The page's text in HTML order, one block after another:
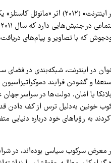
کتاب «شبکه‌های خشم و امید؛ جنبش‌های اجتماعی در عصر
که با تصاویر و پیام‌های
در اینترنت، شبکه‌بندی در فضای
و گشودن فرایند دموکراتیزاسیون
یا امّان. دولت‌ها در سراسر
خونین به‌دلیل ترس از کف‌ دادن
به رؤیاهای خود درباره دنیایی
سرکوب سیاسی بوده‌اند، در